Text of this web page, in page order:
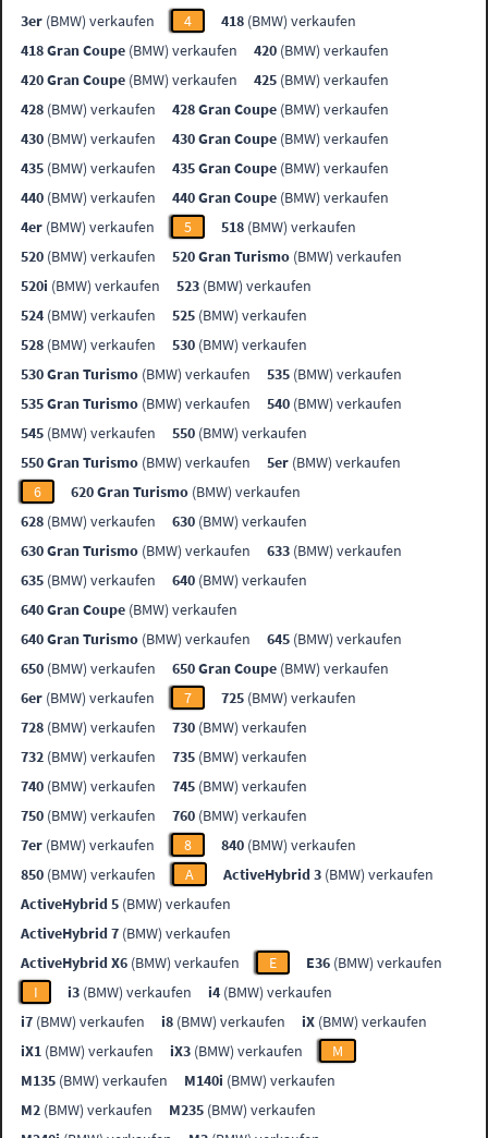
3er (BMW) verkaufen 4 418 (BMW) verkaufen
418 Gran Coupe (BMW) verkaufen 420 (BMW) verkaufen
420 Gran Coupe (BMW) verkaufen 425 (BMW) verkaufen
428 (BMW) verkaufen 428 Gran Coupe (BMW) verkaufen
430 (BMW) verkaufen 430 Gran Coupe (BMW) verkaufen
435 (BMW) verkaufen 435 Gran Coupe (BMW) verkaufen
440 (BMW) verkaufen 440 Gran Coupe (BMW) verkaufen
4er (BMW) verkaufen 5 518 (BMW) verkaufen
520 (BMW) verkaufen 520 Gran Turismo (BMW) verkaufen
520i (BMW) verkaufen 523 (BMW) verkaufen
524 (BMW) verkaufen 525 (BMW) verkaufen
528 (BMW) verkaufen 530 (BMW) verkaufen
530 Gran Turismo (BMW) verkaufen 535 (BMW) verkaufen
535 Gran Turismo (BMW) verkaufen 540 (BMW) verkaufen
545 (BMW) verkaufen 550 (BMW) verkaufen
550 Gran Turismo (BMW) verkaufen 5er (BMW) verkaufen
6
620 Gran Turismo (BMW) verkaufen
628 (BMW) verkaufen 630 (BMW) verkaufen
630 Gran Turismo (BMW) verkaufen 633 (BMW) verkaufen
635 (BMW) verkaufen 640 (BMW) verkaufen
640 Gran Coupe (BMW) verkaufen
640 Gran Turismo (BMW) verkaufen 645 (BMW) verkaufen
650 (BMW) verkaufen 650 Gran Coupe (BMW) verkaufen
6er (BMW) verkaufen 7 725 (BMW) verkaufen
728 (BMW) verkaufen 730 (BMW) verkaufen
732 (BMW) verkaufen 735 (BMW) verkaufen
740 (BMW) verkaufen 745 (BMW) verkaufen
750 (BMW) verkaufen 760 (BMW) verkaufen
7er (BMW) verkaufen 8 840 (BMW) verkaufen
850 (BMW) verkaufen A ActiveHybrid 3 (BMW) verkaufen
ActiveHybrid 5 (BMW) verkaufen
ActiveHybrid 7 (BMW) verkaufen
ActiveHybrid X6 (BMW) verkaufen E E36 (BMW) verkaufen
I
i3 (BMW) verkaufen i4 (BMW) verkaufen
i7 (BMW) verkaufen i8 (BMW) verkaufen iX (BMW) verkaufen
iX1 (BMW) verkaufen iX3 (BMW) verkaufen
M
M135 (BMW) verkaufen M140i (BMW) verkaufen
M2 (BMW) verkaufen M235 (BMW) verkaufen